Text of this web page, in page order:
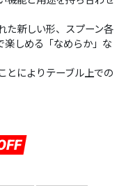
た新しい形、スプーン各
しめる「なめらか」な
とによりテーブル上での